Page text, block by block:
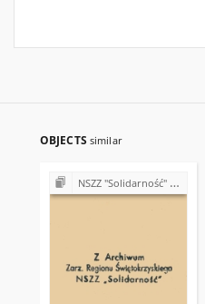
OBJECTS similar
NSZZ "Solidarność" w Państwowym Gospodarstwie Rolnym w Piekoszowie